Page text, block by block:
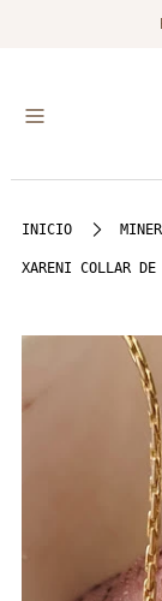
INICIO
XARENI COLLAR DE